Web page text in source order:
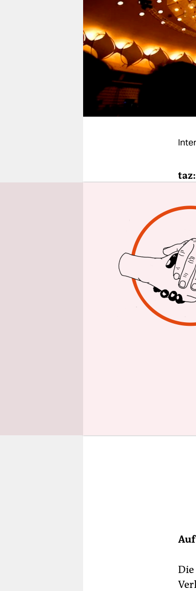
veranstaltungen
shop
fragen & hilfe
unterstützen
abo
genossenschaft
in
hat